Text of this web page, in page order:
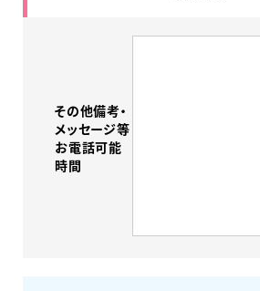
その他備考・
メッセージ等
お電話可能
時間